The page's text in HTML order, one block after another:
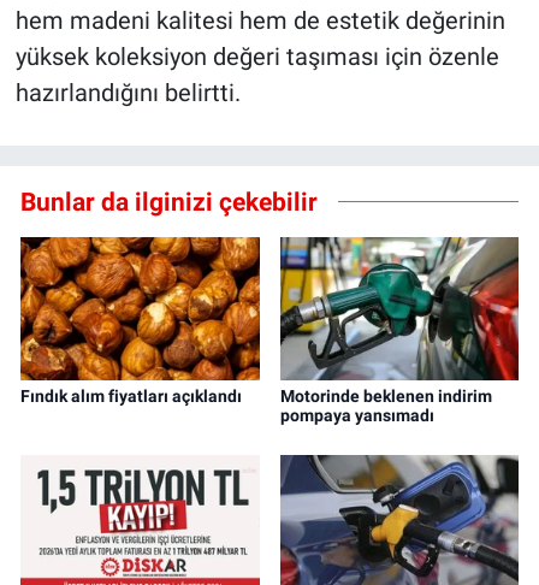
hem madeni kalitesi hem de estetik değerinin
yüksek koleksiyon değeri taşıması için özenle
hazırlandığını belirtti.
Bunlar da ilginizi çekebilir
Fındık alım fiyatları açıklandı
Motorinde beklenen indirim
pompaya yansımadı